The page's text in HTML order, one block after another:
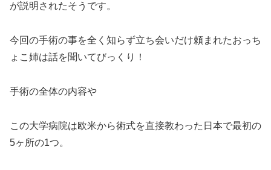
が説明されたそうです。
今回の手術の事を全く知らず立ち会いだけ頼まれたおっち
ょこ姉は話を聞いてびっくり！
手術の全体の内容や
この大学病院は欧米から術式を直接教わった日本で最初の
5ヶ所の1つ。